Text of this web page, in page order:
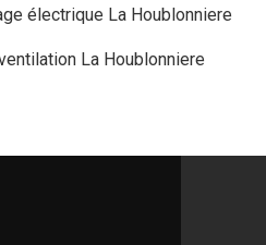
électrique La Houblonniere
La Houblonniere